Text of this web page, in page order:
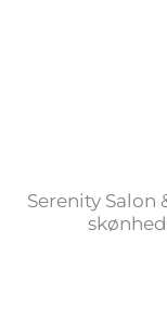
Serenity Salon